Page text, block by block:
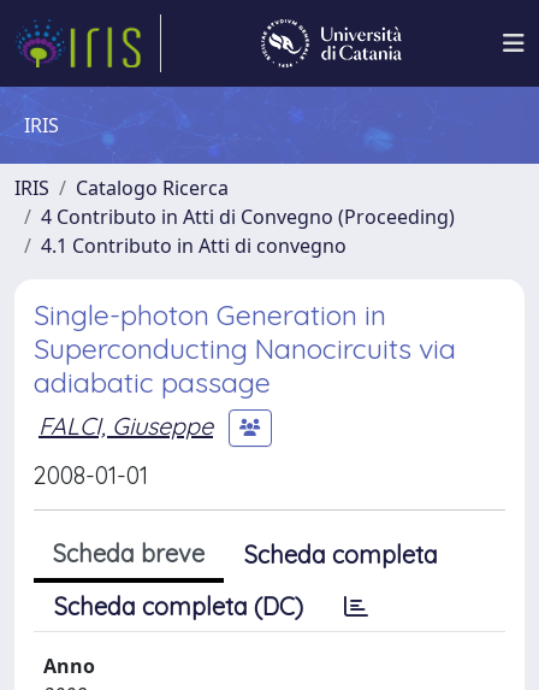
IRIS
IRIS
Catalogo Ricerca
4 Contributo in Atti di Convegno (Proceeding)
4.1 Contributo in Atti di convegno
Single-photon Generation in
Superconducting Nanocircuits via
adiabatic passage
FALCI, Giuseppe
2008-01-01
Scheda breve
Scheda completa
Scheda completa (DC)
Anno